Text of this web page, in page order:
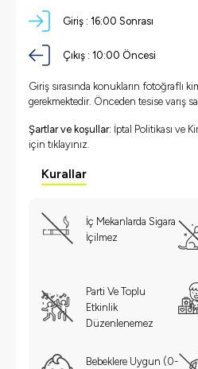
Giriş : 16:00 Sonrası
Çıkış : 10:00 Öncesi
Giriş sırasında konukların fotoğraflı
gerekmektedir. Önceden tesise varış
Şartlar ve koşullar: İptal Politikası ve
için tıklayınız.
Kurallar
İç Mekanlarda Sigara
İçilmez
Parti Ve Toplu
Etkinlik
Düzenlenemez
Bebeklere Uygun (0-